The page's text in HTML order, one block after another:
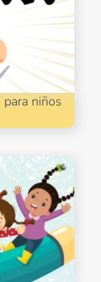
niños